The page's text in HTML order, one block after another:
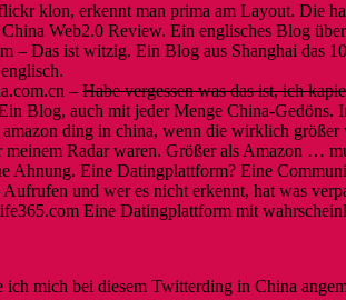
klon, erkennt man prima am Layout. Die
Web2.0 Review. Ein englisches Blog
– Das ist witzig. Ein Blog aus Shanghai das
– Habe vergessen was das ist, ich
Blog, auch mit jeder Menge China-Gedöns.
ding in china, wenn die wirklich
meinem Radar waren. Größer als Amazon …
Ahnung. Eine Datingplattform? Eine
und wer es nicht erkennt, hat was
Eine Datingplattform mit
ich mich bei diesem Twitterding in China